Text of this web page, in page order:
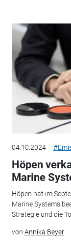
04.10.2024
Höpen
Marine
Höpen hat im
Marine Systems
Strategie und die
von Annika Beyer